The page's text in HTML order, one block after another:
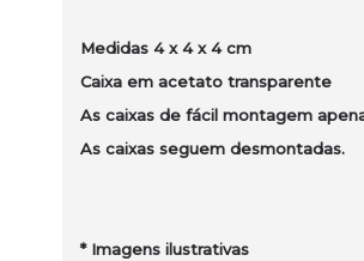
Medidas 4 x 4 x 4 cm
Caixa em acetato transparente
As caixas de fácil montagem
As caixas seguem desmontadas.
*Imagens ilustrativas